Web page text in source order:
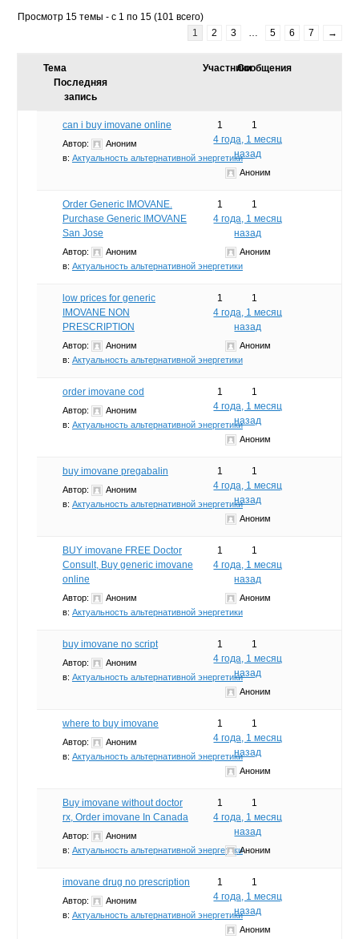
Просмотр 15 темы - с 1 по 15 (101 всего)
1
2 3 5 6 7 →
Тема УчастникиСообщения
Последняя
запись
can i buy imovane online
Автор:
Аноним
в: Актуальность альтернативной энергетики
1
1
4 года, 1 месяц
назад
Аноним
Order Generic IMOVANE.
Purchase Generic IMOVANE
San Jose
Автор:
Аноним
в: Актуальность альтернативной энергетики
1
1
4 года, 1 месяц
назад
Аноним
low prices for generic
IMOVANE NON
PRESCRIPTION
Автор:
Аноним
в: Актуальность альтернативной энергетики
1
1
4 года, 1 месяц
назад
Аноним
order imovane cod
Автор:
Аноним
в: Актуальность альтернативной энергетики
1
1
4 года, 1 месяц
назад
Аноним
buy imovane pregabalin
Автор:
Аноним
в: Актуальность альтернативной энергетики
1
1
4 года, 1 месяц
назад
Аноним
BUY imovane FREE Doctor
Consult, Buy generic imovane
online
Автор:
Аноним
в: Актуальность альтернативной энергетики
1
1
4 года, 1 месяц
назад
Аноним
buy imovane no script
Автор:
Аноним
в: Актуальность альтернативной энергетики
1
1
4 года, 1 месяц
назад
Аноним
where to buy imovane
Автор:
Аноним
в: Актуальность альтернативной энергетики
1
1
4 года, 1 месяц
назад
Аноним
Buy imovane without doctor
rx, Order imovane In Canada
Автор:
Аноним
в: Актуальность альтернативной энергетики
1
1
4 года, 1 месяц
назад
Аноним
imovane drug no prescription
Автор:
Аноним
в: Актуальность альтернативной энергетики
1
1
4 года, 1 месяц
назад
Аноним